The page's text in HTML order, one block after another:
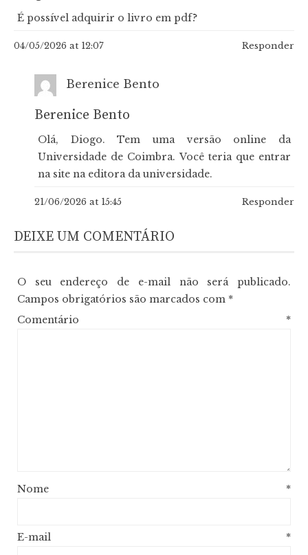
É possível adquirir o livro em pdf?
04/05/2026 at 12:07 Responder
Berenice Bento
Berenice Bento
Olá, Diogo. Tem uma versão online da
Universidade de Coimbra. Você teria que entrar
na site na editora da universidade.
21/06/2026 at 15:45 Responder
DEIXE UM COMENTÁRIO
O seu endereço de e-mail não será publicado.
Campos obrigatórios são marcados com *
Comentário *
Nome *
E-mail *